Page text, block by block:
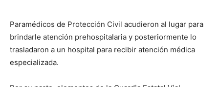
Paramédicos de Protección Civil acudieron al lugar para
brindarle atención prehospitalaria y posteriormente lo
trasladaron a un hospital para recibir atención médica
especializada.